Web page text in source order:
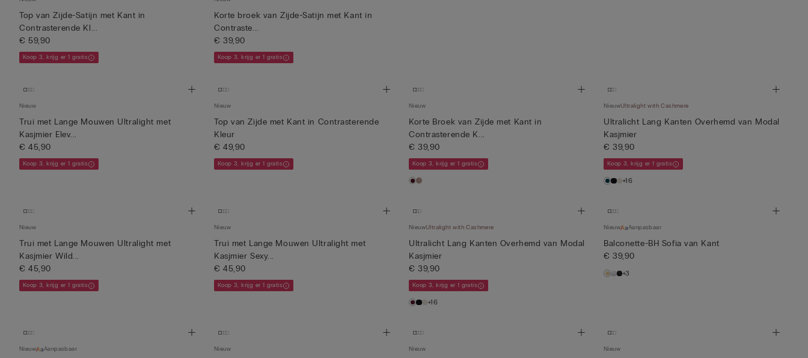
Top van Zijde-Satijn met Kant in
Contrasterende Kl...
€ 59,90
Koop 3, krijg er 1 gratis
Korte broek van Zijde-Satijn met Kant in
Contraste...
€ 39,90
Koop 3, krijg er 1 gratis
Nieuw
Trui met Lange Mouwen Ultralight met
Kasjmier Elev...
€ 45,90
Koop 3, krijg er 1 gratis
Nieuw
Top van Zijde met Kant in Contrasterende
Kleur
€ 49,90
Koop 3, krijg er 1 gratis
Nieuw
Korte Broek van Zijde met Kant in
Contrasterende K...
€ 39,90
Koop 3, krijg er 1 gratis
NieuwUltralight with Cashmere
Ultralicht Lang Kanten Overhemd van Modal
Kasjmier
€ 39,90
Koop 3, krijg er 1 gratis
+16
Nieuw
Trui met Lange Mouwen Ultralight met
Kasjmier Wild...
€ 45,90
Koop 3, krijg er 1 gratis
Nieuw
Trui met Lange Mouwen Ultralight met
Kasjmier Sexy...
€ 45,90
Koop 3, krijg er 1 gratis
NieuwUltralight with Cashmere
Ultralicht Lang Kanten Overhemd van Modal
Kasjmier
€ 39,90
Koop 3, krijg er 1 gratis
+16
Nieuw Aanpasbaar
Balconette-BH Sofia van Kant
€ 39,90
+3
Nieuw Aanpasbaar Nieuw Nieuw Nieuw